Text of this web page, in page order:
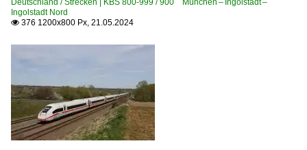
Deutschland / Strecken | KBS 800-999 / 900 München – Ingolstadt –
Ingolstadt Nord
 376 1200x800 Px, 21.05.2024